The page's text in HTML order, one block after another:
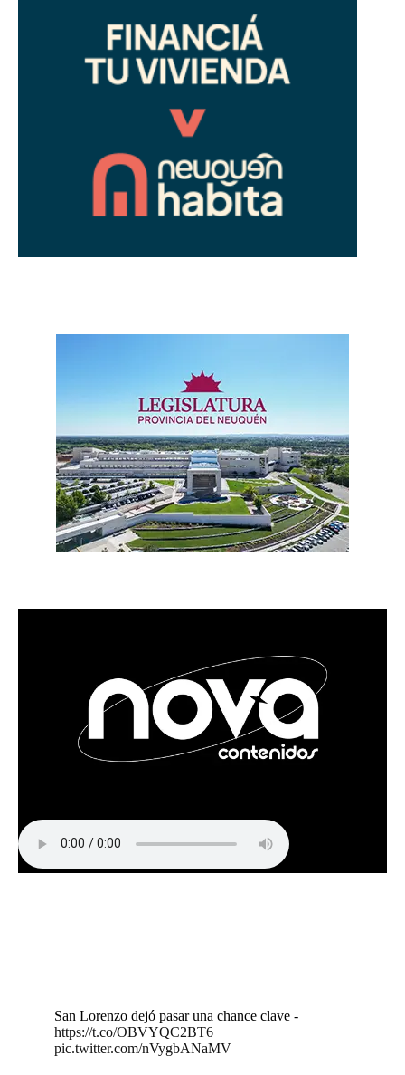
San Lorenzo dejó pasar una chance clave -
https://t.co/OBVYQC2BT6
pic.twitter.com/nVygbANaMV